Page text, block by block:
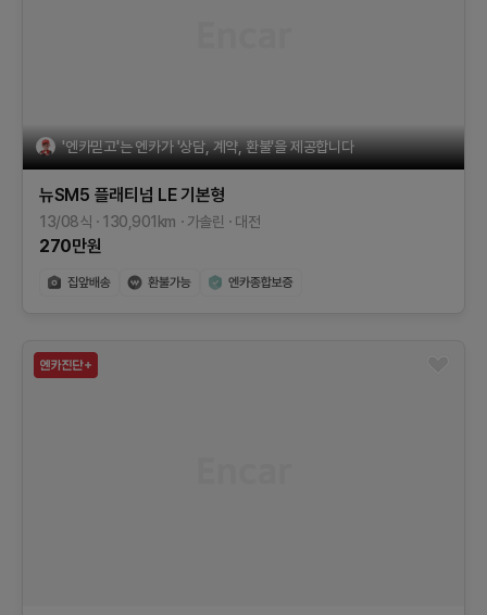
'엔카믿고'는 엔카가 '상담, 계약, 환불'을 제공합니다
뉴SM5 플래티넘 LE기본형
13/08식 130,901km 가솔린 대전
270만원